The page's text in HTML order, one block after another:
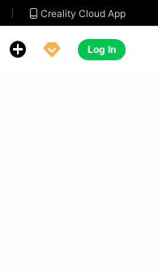
 Creality Cloud App
  Log In